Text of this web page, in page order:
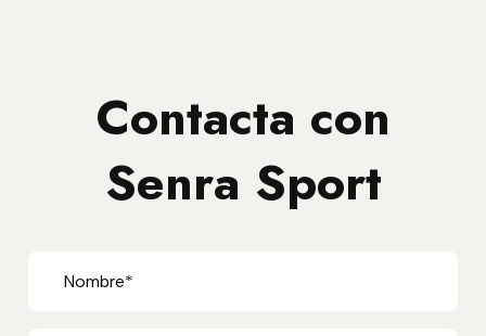
Contacta con
Senra Sport